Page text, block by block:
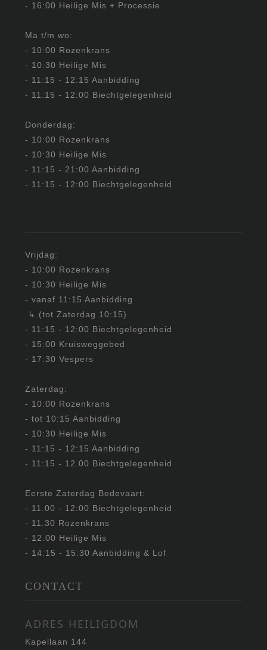
- 16:00 Heilige Mis + Processie
Ma t/m wo:
- 10:00 Rozenkrans
- 10:30 Heilige Mis
- 11:15 - 12:15 Aanbidding
- 11:15 - 12:00 Biechtgelegenheid
Donderdag:
- 10:00 Rozenkrans
- 10:30 Heilige Mis
- 11:15 - 21:00 Aanbidding
- 11:15 - 12:00 Biechtgelegenheid
Vrijdag:
- 10:00 Rozenkrans
- 10:30 Heilige Mis
- vanaf 11:15 Aanbidding
↳ (tot Zaterdag 10:15)
- 11:15 - 12:00 Biechtgelegenheid
- 15:00 Kruisweggebed
- 17:30 Vespers
Zaterdag:
- 10:00 Rozenkrans
- tot 10:15 Aanbidding
- 10:30 Heilige Mis
- 11:15 - 12:15 Aanbidding
- 11:15 - 12.00 Biechtgelegenheid
Eerste Zaterdag Bedevaart:
- 11.00 - 12:00 Biechtgelegenheid
- 11.30 Rozenkrans
- 12.00 Heilige Mis
- 14:15 - 15:30 Aanbidding & Lof
CONTACT
ADRES HEILIGDOM
Kapellaan 144